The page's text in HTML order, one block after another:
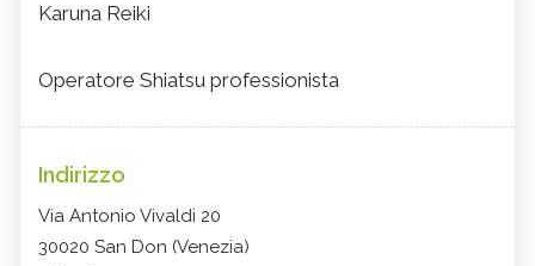
Karuna Reiki
Operatore Shiatsu professionista
Indirizzo
Via Antonio Vivaldi 20
30020 San Don (Venezia)